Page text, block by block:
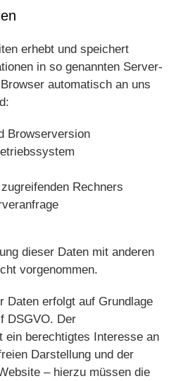
erhebt und speichert
in so genannten Server-
automatisch an uns
Browserversion
Rechners
dieser Daten mit anderen
vorgenommen.
Daten erfolgt auf Grundlage
DSGVO. Der
ein berechtigtes Interesse an
Darstellung und der
– hierzu müssen die